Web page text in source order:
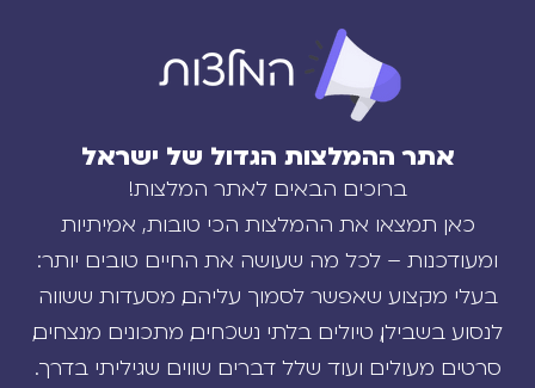
אתר ההמלצות הגדול של ישראל
ברוכים הבאים לאתר המלצות!
כאן תמצאו את ההמלצות הכי טובות, אמיתיות
ומעודכנות – לכל מה שעושה את החיים טובים יותר:
בעלי מקצוע שאפשר לסמוך עליהם, מסעדות ששווה
לנסוע בשבילן, טיולים בלתי נשכחים, מתכונים מנצחים,
סרטים מעולים ועוד שלל דברים שווים שגיליתי בדרך.